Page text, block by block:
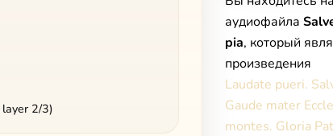
layer 2/3)
аудиофайла
pia, который
произведения
Laudate pueri.
Gaude mater
montes. Gloria